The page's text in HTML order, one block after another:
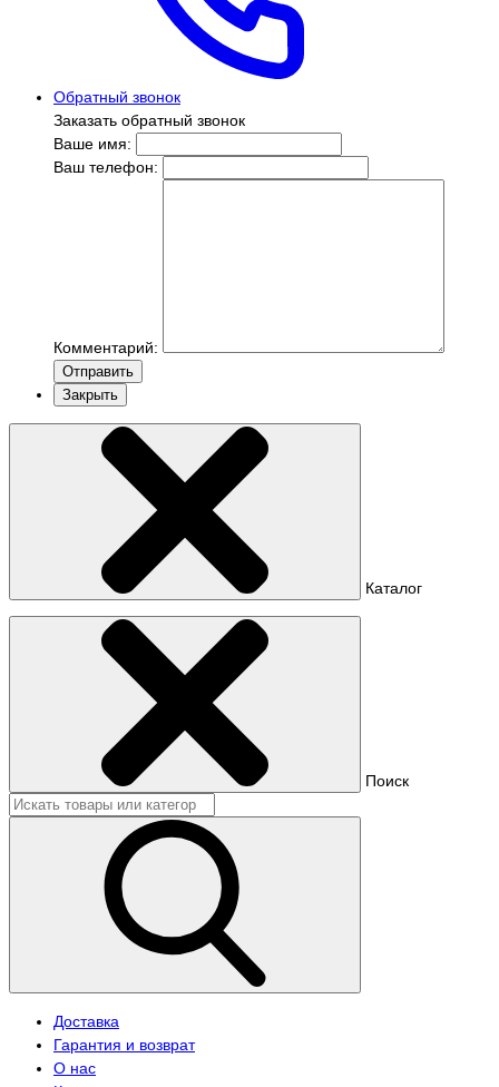
Обратный звонок
Заказать обратный звонок
Ваше имя:
Ваш телефон:
Комментарий:
Отправить
Закрыть
Каталог
Поиск
Доставка
Гарантия и возврат
О нас